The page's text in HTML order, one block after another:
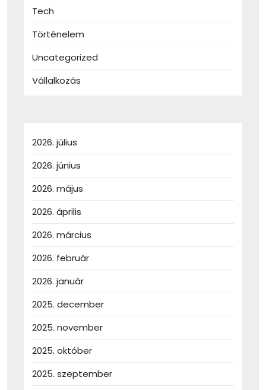
Tech
Történelem
Uncategorized
Vállalkozás
2026. július
2026. június
2026. május
2026. április
2026. március
2026. február
2026. január
2025. december
2025. november
2025. október
2025. szeptember